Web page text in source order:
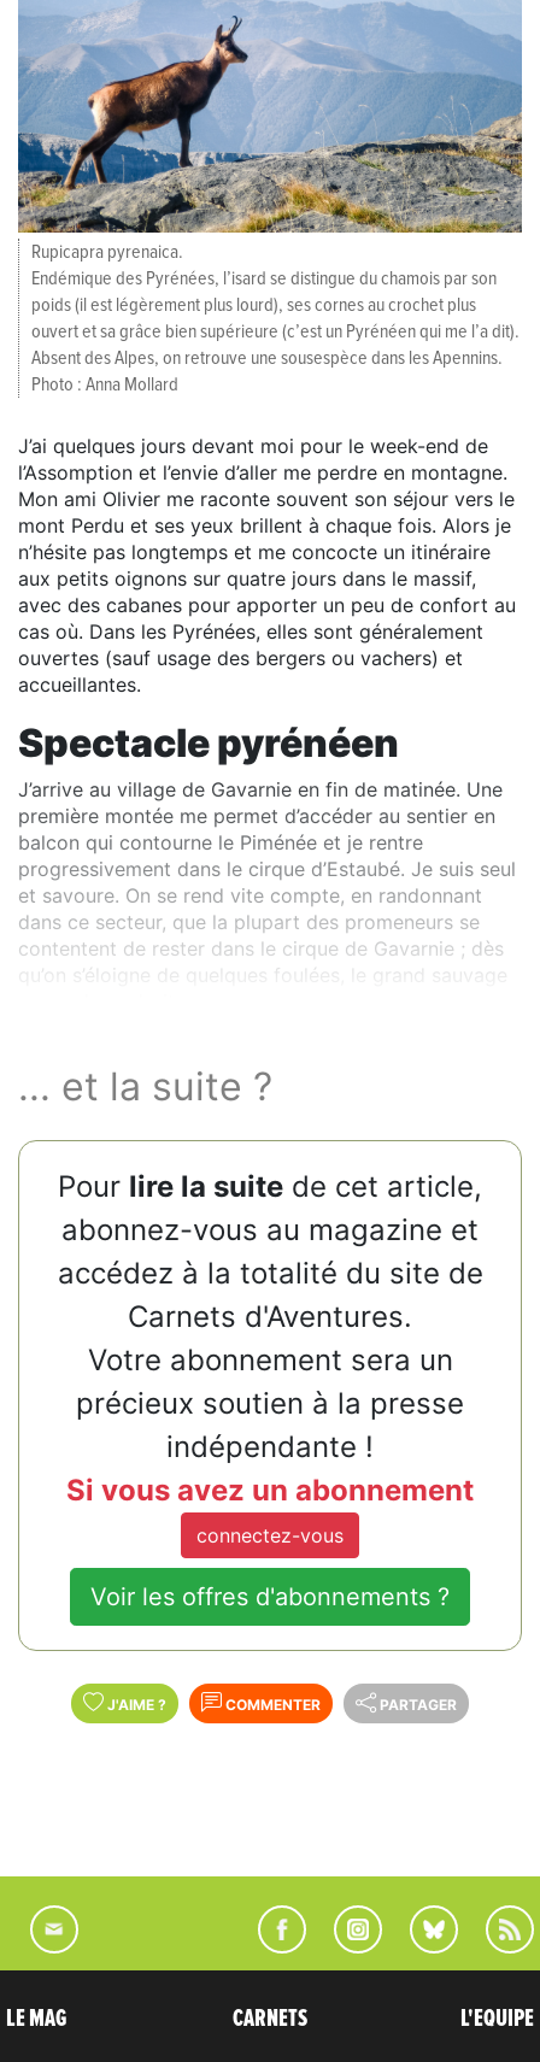
Rupicapra pyrenaica.
Endémique des Pyrénées, l’isard se distingue du chamois par son
poids (il est légèrement plus lourd), ses cornes au crochet plus
ouvert et sa grâce bien supérieure (c’est un Pyrénéen qui me l’a dit).
Absent des Alpes, on retrouve une sousespèce dans les Apennins.
Photo : Anna Mollard
J’ai quelques jours devant moi pour le week-end de
l’Assomption et l’envie d’aller me perdre en montagne.
Mon ami Olivier me raconte souvent son séjour vers le
mont Perdu et ses yeux brillent à chaque fois. Alors je
n’hésite pas longtemps et me concocte un itinéraire
aux petits oignons sur quatre jours dans le massif,
avec des cabanes pour apporter un peu de confort au
cas où. Dans les Pyrénées, elles sont généralement
ouvertes (sauf usage des bergers ou vachers) et
accueillantes.
Spectacle pyrénéen
J’arrive au village de Gavarnie en fin de matinée. Une
première montée me permet d’accéder au sentier en
balcon qui contourne le Piménée et je rentre
progressivement dans le cirque d’Estaubé. Je suis seul
et savoure. On se rend vite compte, en randonnant
dans ce secteur, que la plupart des promeneurs se
contentent de rester dans le cirque de Gavarnie ; dès
qu’on s’éloigne de quelques foulées, le grand sauvage
... et la suite ?
Pour lire la suite de cet article,
abonnez-vous au magazine et
accédez à la totalité du site de
Carnets d'Aventures.
Votre abonnement sera un
précieux soutien à la presse
indépendante !
Si vous avez un abonnement
connectez-vous
Voir les offres d'abonnements ?
J'AIME ? COMMENTER PARTAGER
LE MAG CARNETS L'EQUIPE